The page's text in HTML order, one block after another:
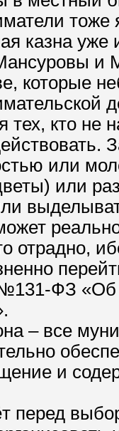
тоже
казна
и
которые
тех, кто не
или
или
отрадно,
ФЗ «Об
– все
и
перед